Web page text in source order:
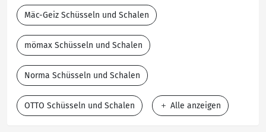
Mäc-Geiz Schüsseln und Schalen
mömax Schüsseln und Schalen
Norma Schüsseln und Schalen
OTTO Schüsseln und Schalen Alle anzeigen